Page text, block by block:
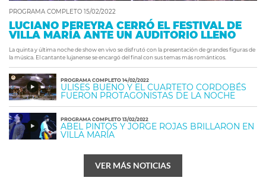
PROGRAMA COMPLETO 15/02/2022
LUCIANO PEREYRA CERRÓ EL FESTIVAL DE
VILLA MARÍA ANTE UN AUDITORIO LLENO
La quinta y última noche de show en vivo se disfrutó con la presentación de grandes figuras de
la música. El cantante lujanense se encargó del final con sus temas más románticos.
PROGRAMA COMPLETO 14/02/2022
ULISES BUENO Y EL CUARTETO CORDOBÉS
FUERON PROTAGONISTAS DE LA NOCHE
PROGRAMA COMPLETO 13/02/2022
ABEL PINTOS Y JORGE ROJAS BRILLARON EN
VILLA MARÍA
VER MÁS NOTICIAS